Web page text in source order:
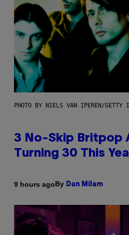
PHOTO BY NIELS VAN IPEREN/GETTY
3 No-Skip Britpop
Turning 30 This
9 hours agoBy Dan Milam